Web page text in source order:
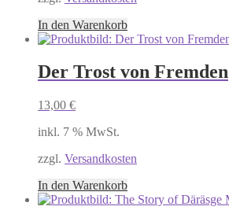
In den Warenkorb
Der Trost von Fremden
13,00 €
inkl. 7 % MwSt.
zzgl. Versandkosten
In den Warenkorb